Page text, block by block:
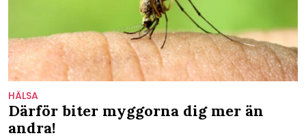
HÄLSA
Därför biter myggorna dig mer än
andra!